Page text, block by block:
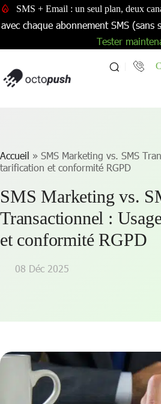
SMS + Email : un seul plan, deux
avec chaque abonnement SMS
Tester
Accueil » SMS Marketing vs. SMS
tarification et conformité RGPD
SMS Marketing vs.
Transactionnel :
et conformité RGPD
08 Déc 2025